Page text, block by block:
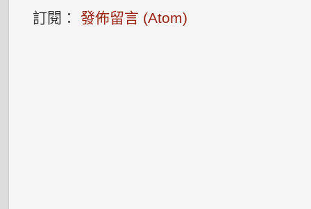
訂閱： 發佈留言 (Atom)